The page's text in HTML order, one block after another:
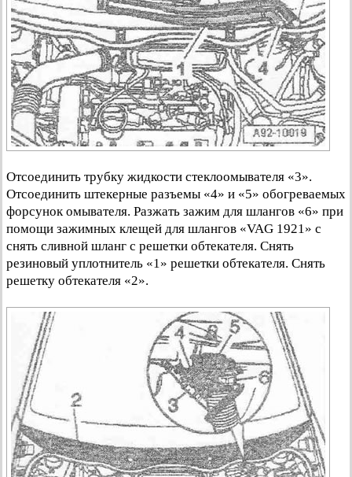
Отсоединить трубку жидкости стеклоомывателя «3».
Отсоединить штекерные разъемы «4» и «5» обогреваемых
форсунок омывателя. Разжать зажим для шлангов «6» при
помощи зажимных клещей для шлангов «VAG 1921» с
снять сливной шланг с решетки обтекателя. Снять
резиновый уплотнитель «1» решетки обтекателя. Снять
решетку обтекателя «2».